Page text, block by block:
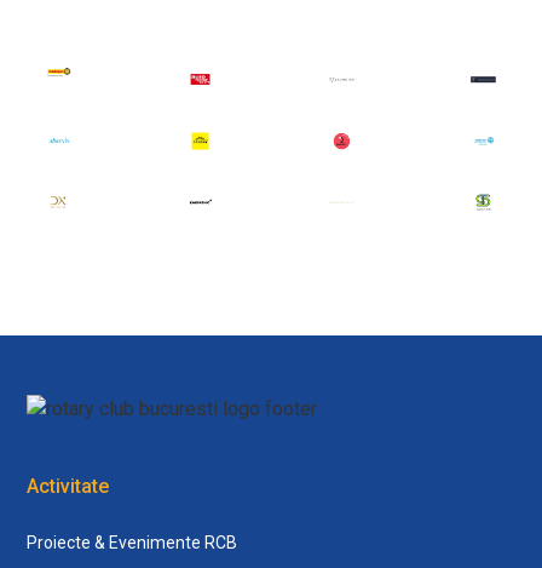
Activitate
Proiecte & Evenimente RCB